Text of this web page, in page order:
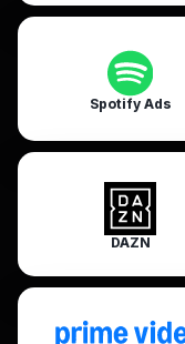
Spotify Ads
DAZN